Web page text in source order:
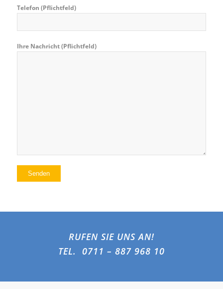
Telefon (Pflichtfeld)
Bitte lasse dieses Feld leer.
Ihre Nachricht (Pflichtfeld)
RUFEN SIE UNS AN!
TEL. 0711 – 887 968 10